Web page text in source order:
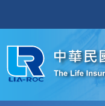
至
主
內
容